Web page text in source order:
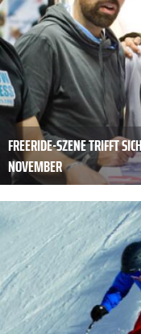
FREERIDE-SZENE TRIFFT
NOVEMBER